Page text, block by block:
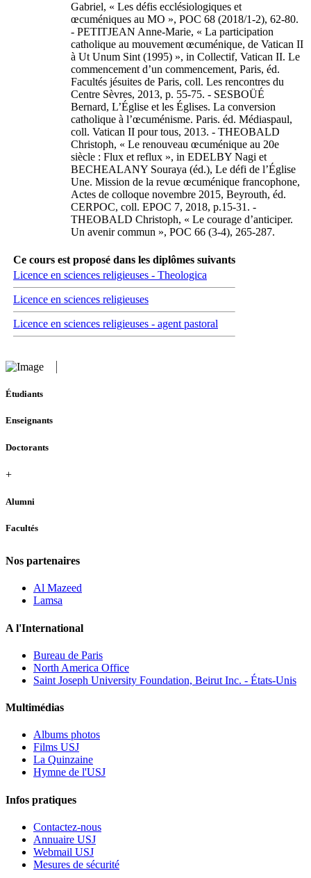
Gabriel, « Les défis ecclésiologiques et
œcuméniques au MO », POC 68 (2018/1-2), 62-80.
- PETITJEAN Anne-Marie, « La participation
catholique au mouvement œcuménique, de Vatican II
à Ut Unum Sint (1995) », in Collectif, Vatican II. Le
commencement d’un commencement, Paris, éd.
Facultés jésuites de Paris, coll. Les rencontres du
Centre Sèvres, 2013, p. 55-75. - SESBOÜÉ
Bernard, L’Église et les Églises. La conversion
catholique à l’œcuménisme. Paris. éd. Médiaspaul,
coll. Vatican II pour tous, 2013. - THEOBALD
Christoph, « Le renouveau œcuménique au 20e
siècle : Flux et reflux », in EDELBY Nagi et
BECHEALANY Souraya (éd.), Le défi de l’Église
Une. Mission de la revue œcuménique francophone,
Actes de colloque novembre 2015, Beyrouth, éd.
CERPOC, coll. EPOC 7, 2018, p.15-31. -
THEOBALD Christoph, « Le courage d’anticiper.
Un avenir commun », POC 66 (3-4), 265-287.
Ce cours est proposé dans les diplômes suivants
Licence en sciences religieuses - Theologica
Licence en sciences religieuses
Licence en sciences religieuses - agent pastoral
Étudiants
Enseignants
Doctorants
+
Alumni
Facultés
Nos partenaires
Al Mazeed
Lamsa
A l'International
Bureau de Paris
North America Office
Saint Joseph University Foundation, Beirut Inc. - États-Unis
Multimédias
Albums photos
Films USJ
La Quinzaine
Hymne de l'USJ
Infos pratiques
Contactez-nous
Annuaire USJ
Webmail USJ
Mesures de sécurité